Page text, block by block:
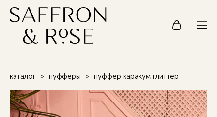
каталог > пуфферы > пуффер каракум глиттер